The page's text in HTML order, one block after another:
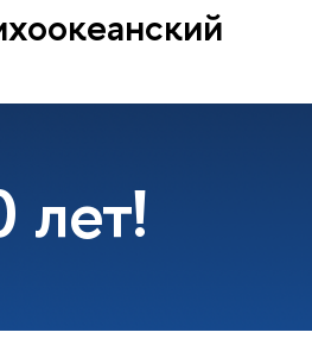
лет!